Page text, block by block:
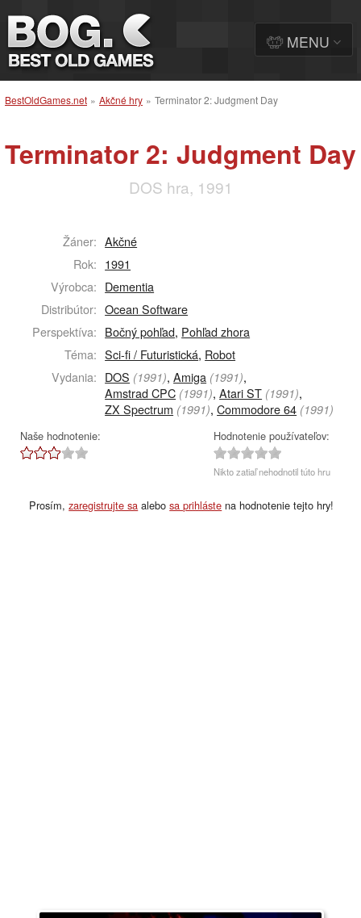
BestOldGames.net » Akčné hry » Terminator 2: Judgment Day
Terminator 2: Judgment Day
DOS hra, 1991
Žáner: Akčné
Rok: 1991
Výrobca: Dementia
Distribútor: Ocean Software
Perspektíva: Bočný pohľad, Pohľad zhora
Téma: Sci-fi / Futuristická, Robot
Vydania: DOS (1991),Amiga (1991),
Amstrad CPC (1991),Atari ST (1991),
ZX Spectrum (1991),Commodore 64 (1991)
Naše hodnotenie: Hodnotenie používateľov:
Nikto zatiaľ nehodnotil túto hru
Prosím,zaregistrujte sa alebosa prihláste na hodnotenie tejto hry!
MENU